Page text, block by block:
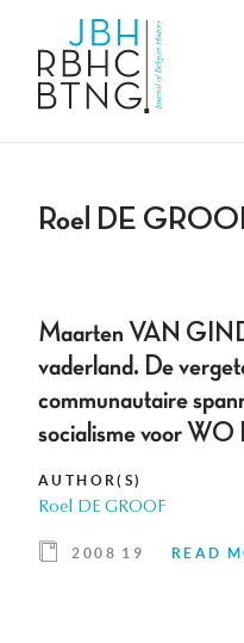
Roel DE
Maarten VAN
vaderland. De
communautaire
socialisme voor WO I
AUTHOR(S)
Roel DE GROOF
2008 19 READ